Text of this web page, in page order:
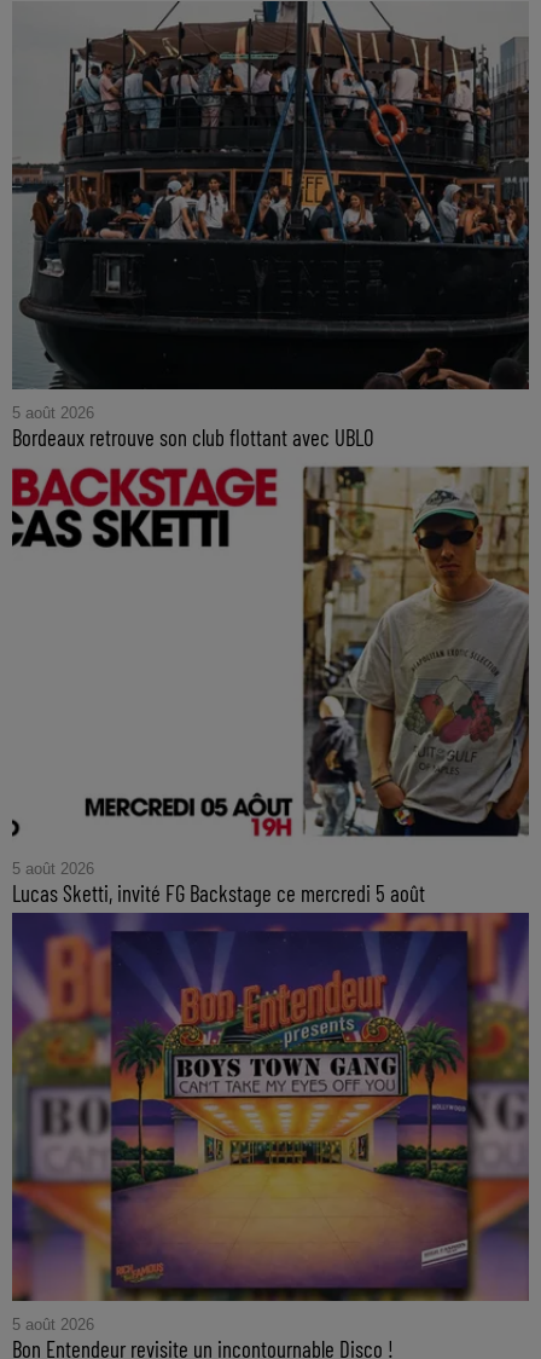
5 août 2026
Bordeaux retrouve son club flottant avec UBLO
5 août 2026
Lucas Sketti, invité FG Backstage ce mercredi 5 août
5 août 2026
Bon Entendeur revisite un incontournable Disco !